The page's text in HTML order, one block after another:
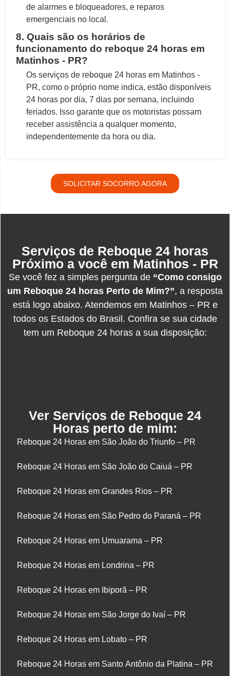
de alarmes e bloqueadores, e reparos
emergenciais no local.
8. Quais são os horários de
funcionamento do reboque 24 horas em
Matinhos - PR?
Os serviços de reboque 24 horas em Matinhos -
PR, como o próprio nome indica, estão disponíveis
24 horas por dia, 7 dias por semana, incluindo
feriados. Isso garante que os motoristas possam
receber assistência a qualquer momento,
independentemente da hora ou dia.
SOLICITAR SOCORRO AGORA
Serviços de Reboque 24 horas
Próximo a você em Matinhos - PR
Se você fez a simples pergunta de “Como consigo
um Reboque 24 horas Perto de Mim?”, a resposta
está logo abaixo. Atendemos em Matinhos – PR e
todos os Estados do Brasil. Confira se sua cidade
tem um Reboque 24 horas a sua disposição:
Ver Serviços de Reboque 24
Horas perto de mim:
Reboque 24 Horas em São João do Triunfo – PR
Reboque 24 Horas em São João do Caiuá – PR
Reboque 24 Horas em Grandes Rios – PR
Reboque 24 Horas em São Pedro do Paraná – PR
Reboque 24 Horas em Umuarama – PR
Reboque 24 Horas em Londrina – PR
Reboque 24 Horas em Ibiporã – PR
Reboque 24 Horas em São Jorge do Ivaí – PR
Reboque 24 Horas em Lobato – PR
Reboque 24 Horas em Santo Antônio da Platina – PR